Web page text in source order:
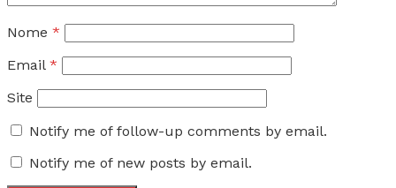
Nome *
Email *
Site
Notify me of follow-up comments by email.
Notify me of new posts by email.